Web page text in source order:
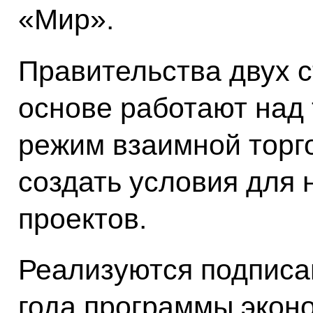
«Мир».
Правительства двух
основе работают
режим взаимной
создать условия
проектов.
Реализуются